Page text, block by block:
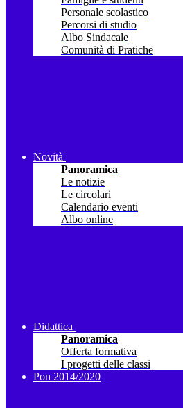
Personale scolastico
Percorsi di studio
Albo Sindacale
Comunità di Pratiche
Novità
Panoramica
Le notizie
Le circolari
Calendario eventi
Albo online
Didattica
Panoramica
Offerta formativa
I progetti delle classi
Pon 2014/2020